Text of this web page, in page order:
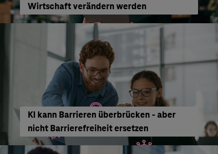
Wirtschaft verändern werden
KI kann Barrieren überbrücken - aber
nicht Barrierefreiheit ersetzen